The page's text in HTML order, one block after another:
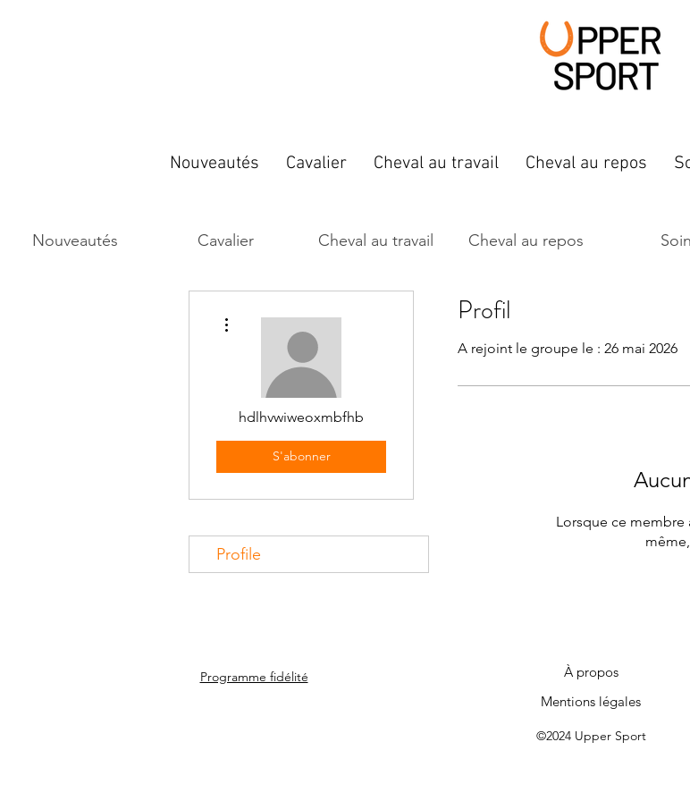
Nouveautés Cavalier Cheval au travail Cheval au repos
Nouveautés Cavalier Cheval au travail Cheval au repos Soin
Profil
A rejoint le groupe le : 26 mai 2026
Lorsque ce membre
hdlhvwiweoxmbfhb
S'abonner
Profile
Programme fidélité
À propos
Mentions légales
©2024 Upper Sport